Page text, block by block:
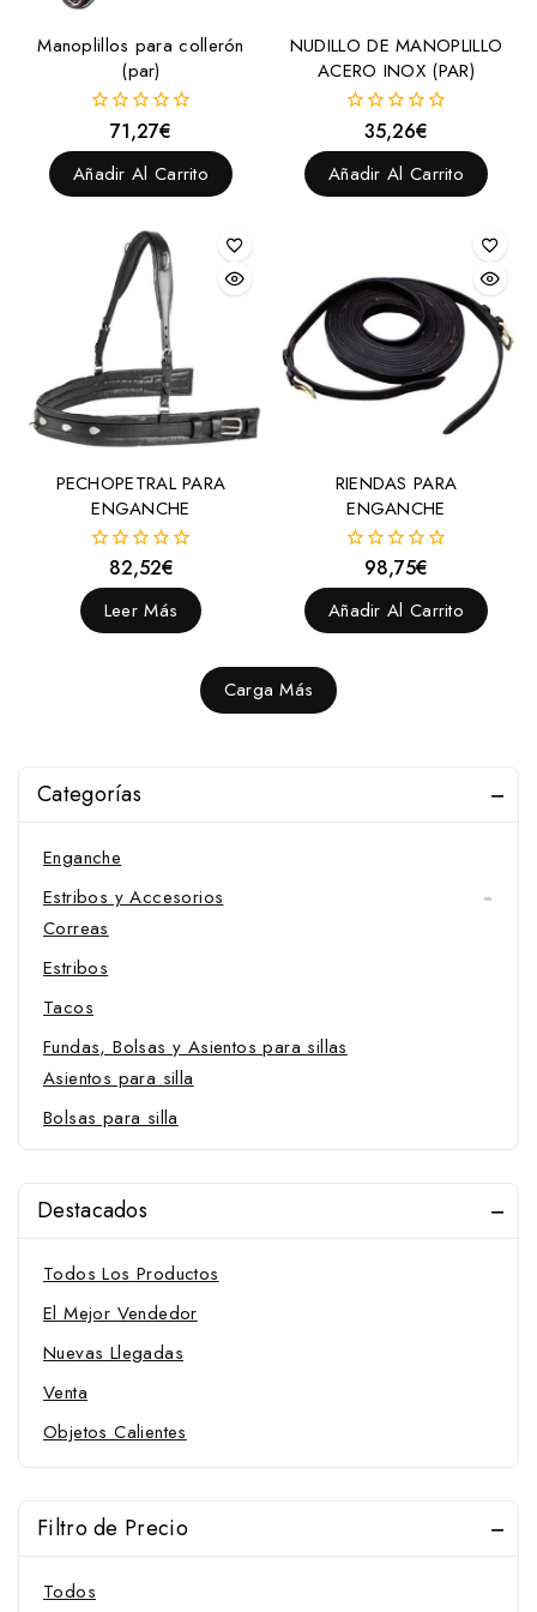
Manoplillos para collerón
(par)
fuera
de
5
71,27€
Añadir Al Carrito
NUDILLO DE MANOPLILLO
ACERO INOX (PAR)
fuera
de
5
35,26€
Añadir Al Carrito
PECHOPETRAL PARA
ENGANCHE
fuera
de
5
82,52€
Leer Más
RIENDAS PARA
ENGANCHE
fuera
de
98,75€
Añadir Al Carrito
Carga Más
Categorías
Barbadas
Campanas
Muserolas y Accesorios
Protectores para muserola
Chambones
Cinchas y Accesorios
Cinchas
Cinchuelos
Protectores para cincha
Sobrecincha
Tensor para cincha
Collares
Conjuntos
Correas
Enganches y Accesorios
Borlajes
Enganche
Estribos y Accesorios
Correas
Estribos
Tacos
Fundas, Bolsas y Asientos para sillas
Asientos para silla
Bolsas para silla
Gomas, Lazos y Cintas
Mantas y Accesorios
Mantas
Mantillas
Martingalas, Gamarras, Pechopetrales y Accesorios
Fundas para pechopetral
Pechopetrales
Destacados
Todos Los Productos
El Mejor Vendedor
Nuevas Llegadas
Venta
Objetos Calientes
Filtro de Precio
Todos